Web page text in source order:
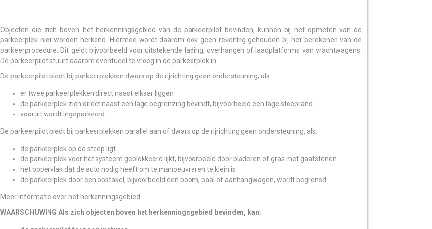
Objecten die zich boven het herkenningsgebied van de parkeerpilot bevinden, kunnen bij het opmeten van de
parkeerplek niet worden herkend. Hiermee wordt daarom ook geen rekening gehouden bij het berekenen van de
parkeerprocedure. Dit geldt bijvoorbeeld voor uitstekende lading, overhangen of laadplatforms van vrachtwagens.
De parkeerpilot stuurt daarom eventueel te vroeg in de parkeerplek in.
De parkeerpilot biedt bij parkeerplekken dwars op de rijrichting geen ondersteuning, als:
er twee parkeerplekken direct naast elkaar liggen
de parkeerplek zich direct naast een lage begrenzing bevindt, bijvoorbeeld een lage stoeprand
vooruit wordt ingeparkeerd
De parkeerpilot biedt bij parkeerplekken parallel aan of dwars op de rijrichting geen ondersteuning, als:
de parkeerplek op de stoep ligt
de parkeerplek voor het systeem geblokkeerd lijkt, bijvoorbeeld door bladeren of gras met gaatstenen
het oppervlak dat de auto nodig heeft om te manoeuvreren te klein is
de parkeerplek door een obstakel, bijvoorbeeld een boom, paal of aanhangwagen, wordt begrensd
Meer informatie over het herkenningsgebied .
WAARSCHUWING Als zich objecten boven het herkenningsgebied bevinden, kan: